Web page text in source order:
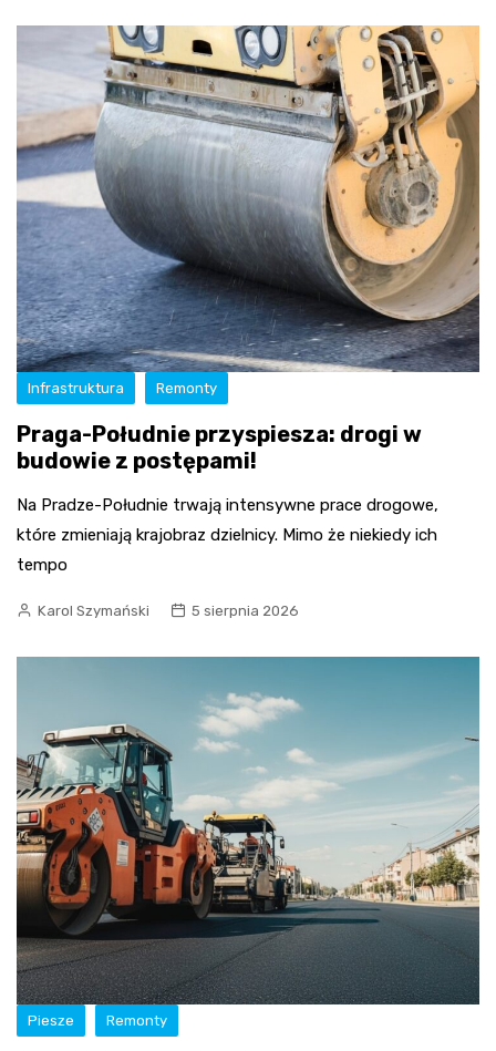
Infrastruktura Remonty
Praga-Południe przyspiesza: drogi w
budowie z postępami!
Na Pradze-Południe trwają intensywne prace drogowe,
które zmieniają krajobraz dzielnicy. Mimo że niekiedy ich
tempo
Karol Szymański 5 sierpnia 2026
Piesze Remonty